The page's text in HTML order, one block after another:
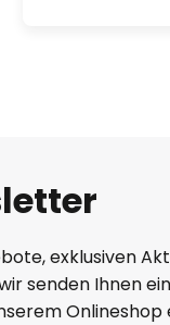
exklusiven
senden Ihnen
Onlineshop